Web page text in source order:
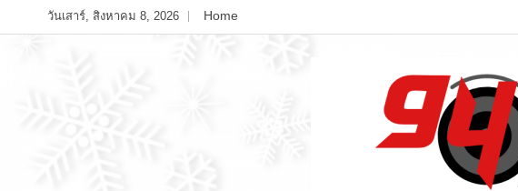
to
วันเสาร์, สิงหาคม 8, 2026 Home